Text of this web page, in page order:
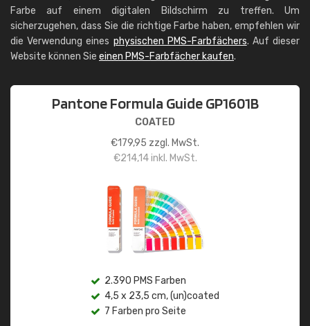
Farbe auf einem digitalen Bildschirm zu treffen. Um
sicherzugehen, dass Sie die richtige Farbe haben, empfehlen wir
die Verwendung eines physischen PMS-Farbfächers. Auf dieser
Website können Sie einen PMS-Farbfächer kaufen.
Pantone Formula Guide GP1601B
COATED
€179,95 zzgl. MwSt.
€214,14inkl. MwSt.
2.390 PMS Farben
4,5 x 23,5 cm, (un)coated
7 Farben pro Seite